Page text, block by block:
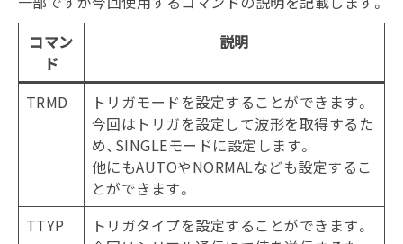
コマン
ド
説明
TRMD
トリガモードを設定することができます。
今回はトリガを設定して波形を取得するた
め、SINGLEモードに設定します。
他にもAUTOやNORMALなども設定するこ
とができます。
TTYP
トリガタイプを設定することができます。